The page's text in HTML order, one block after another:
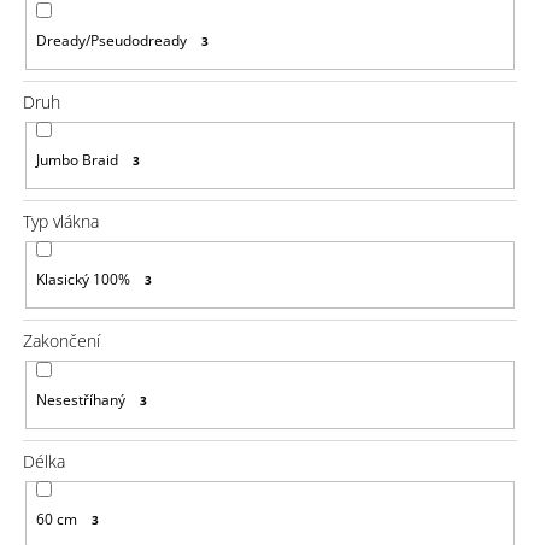
Dready/Pseudodready 3
Druh
Jumbo Braid 3
Typ vlákna
Klasický 100% 3
Zakončení
Nesestříhaný 3
Délka
60 cm 3
u
u
j
e
m
100%
JUMBO
BRAID
KANEKALON
60
SUPERBRAID
99
Kč
Původně:
149
Kč